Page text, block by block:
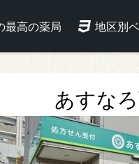
最高の薬局 地区別
あすな